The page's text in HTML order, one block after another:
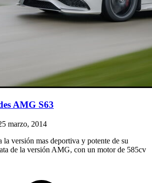
AMG S63
marzo, 2014
la versión mas deportiva y potente de su
de la versión AMG, con un motor de 585cv